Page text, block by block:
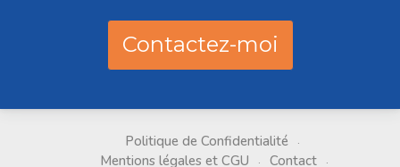
Contactez-moi
Politique de Confidentialité
Mentions légales et CGU
Contact